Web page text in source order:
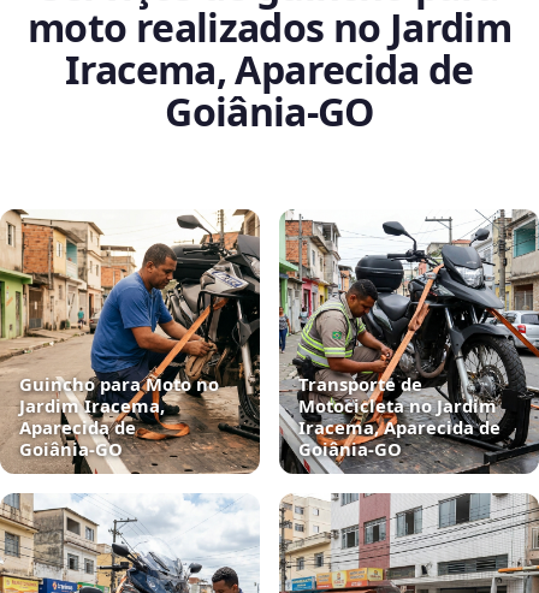
moto realizados no Jardim
Iracema, Aparecida de
Goiânia‑GO
Guincho para Moto no
Jardim Iracema,
Aparecida de
Goiânia‑GO
Transporte de
Motocicleta no Jardim
Iracema, Aparecida de
Goiânia‑GO